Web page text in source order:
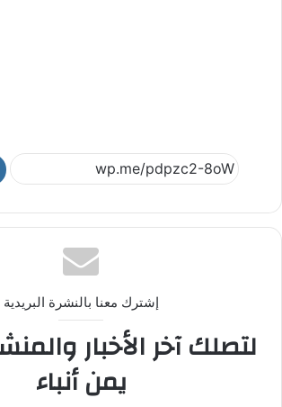
إشترك معنا بالنشرة البريدية
لتصلك آخر الأخبار
يمن أنباء